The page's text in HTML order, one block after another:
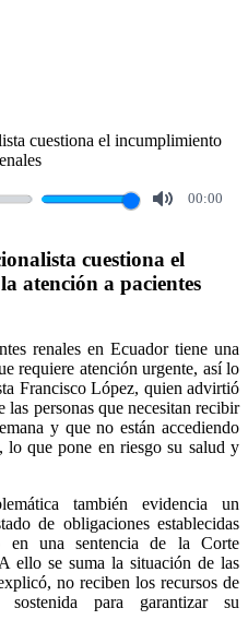
00:00
cuestiona el
atención a pacientes
renales en Ecuador tiene una
requiere atención urgente, así lo
Francisco López, quien advirtió
las personas que necesitan recibir
y que no están accediendo
lo que pone en riesgo su salud y
también evidencia un
de obligaciones establecidas
en una sentencia de la Corte
ello se suma la situación de las
no reciben los recursos de
para garantizar su